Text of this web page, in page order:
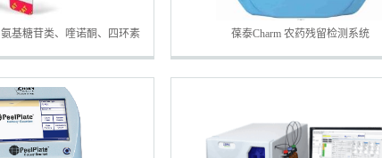
基糖苷类、喹诺酮、四环素
合一检测条
葆泰Charm 农药残留检测系统